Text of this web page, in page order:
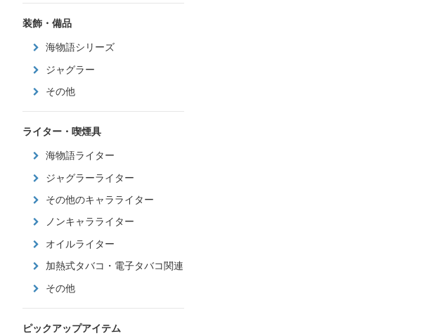
装飾・備品
海物語シリーズ
ジャグラー
その他
ライター・喫煙具
海物語ライター
ジャグラーライター
その他のキャラライター
ノンキャラライター
オイルライター
加熱式タバコ・電子タバコ関連
その他
ピックアップアイテム